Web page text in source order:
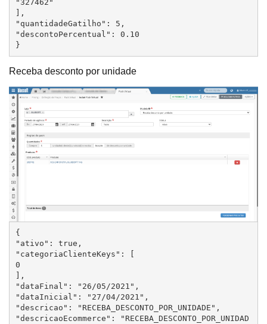
"327462"
],
"quantidadeGatilho": 5,
"descontoPercentual": 0.10
}
Receba desconto por unidade
{
"ativo": true,
"categoriaClienteKeys": [
0
],
"dataFinal": "26/05/2021",
"dataInicial": "27/04/2021",
"descricao": "RECEBA_DESCONTO_POR_UNIDADE",
"descricaoEcommerce": "RECEBA_DESCONTO_POR_UNIDAD